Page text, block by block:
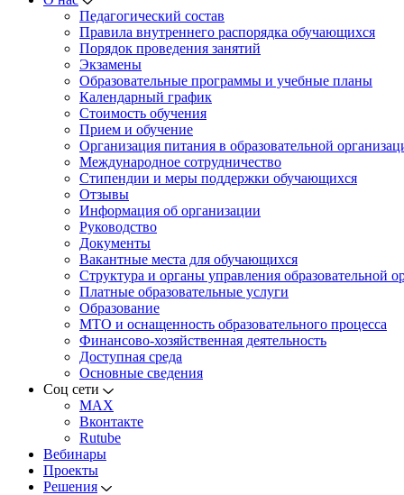
Педагогический состав
Правила внутреннего распорядка обучающихся
Порядок проведения занятий
Экзамены
Образовательные программы и учебные планы
Календарный график
Стоимость обучения
Прием и обучение
Организация питания в образовательной
Международное сотрудничество
Стипендии и меры поддержки обучающихся
Отзывы
Информация об организации
Руководство
Документы
Вакантные места для обучающихся
Структура и органы управления образовательной
Платные образовательные услуги
Образование
МТО и оснащенность образовательного процесса
Финансово-хозяйственная деятельность
Доступная среда
Основные сведения
Соц сети
MAX
Вконтакте
Rutube
Вебинары
Проекты
Решения